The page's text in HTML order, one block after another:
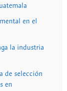
en el
la industria
de selección
en